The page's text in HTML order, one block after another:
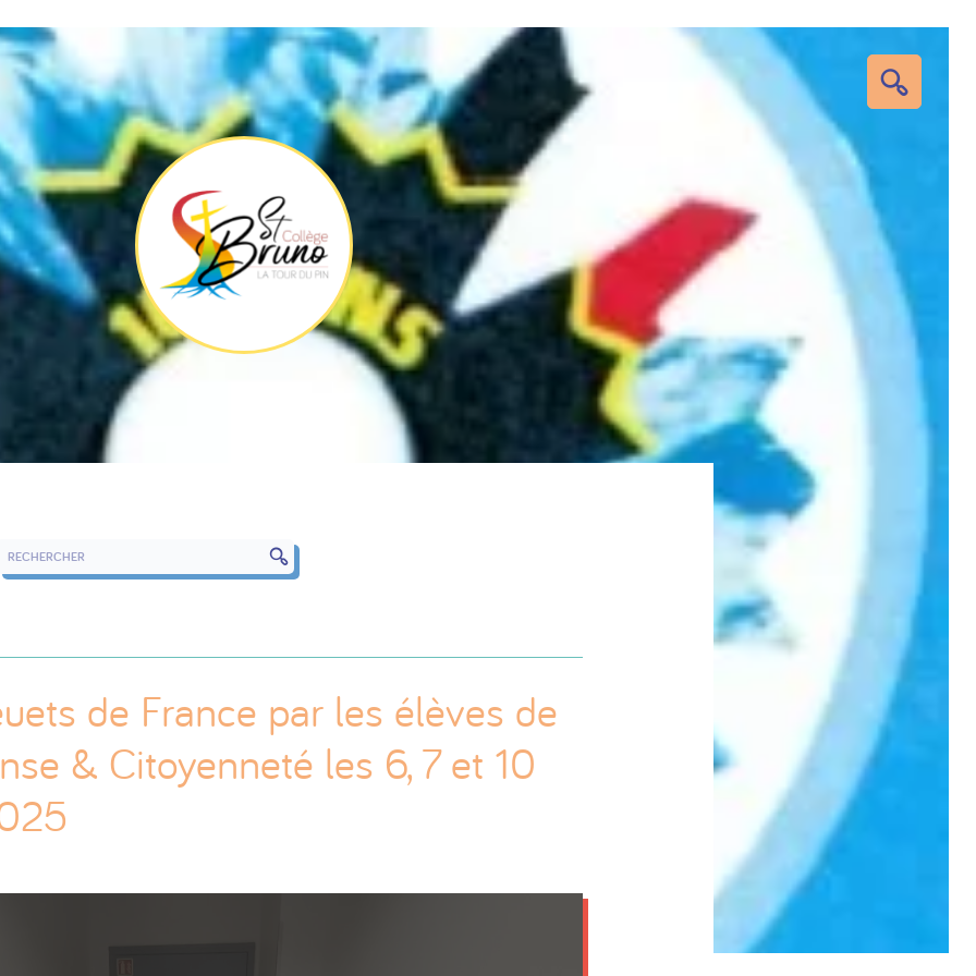
RECHERCHER DANS LES ARTICLES
de France par les élèves de
& Citoyenneté les 6, 7 et 10